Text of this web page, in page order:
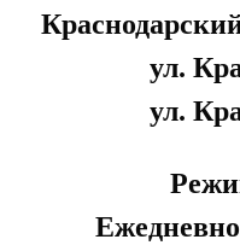
ул.
ул.